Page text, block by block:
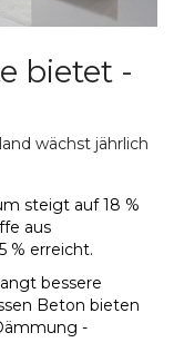
bietet -
wächst jährlich
steigt auf 18 %
aus
% erreicht.
bessere
Beton bieten
-